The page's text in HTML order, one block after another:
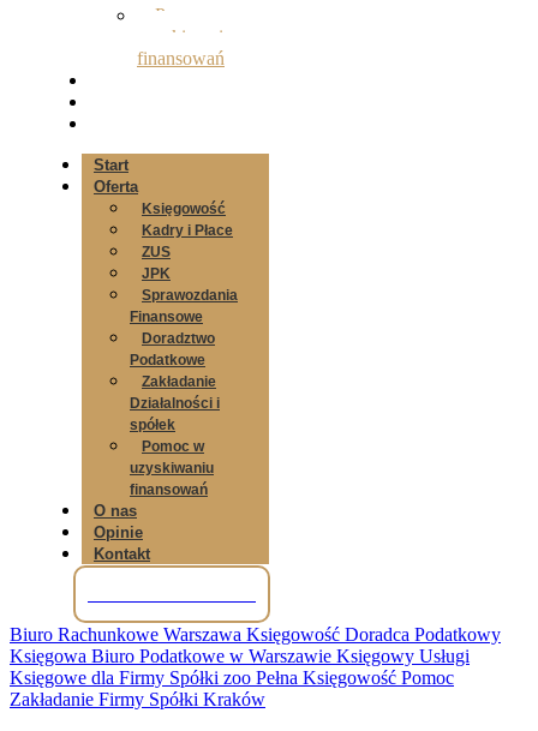
Pomoc w
uzyskiwaniu
finansowań
Start
Oferta
Księgowość
Kadry i Płace
ZUS
JPK
Sprawozdania
Finansowe
Doradztwo
Podatkowe
Zakładanie
Działalności i
spółek
Pomoc w
uzyskiwaniu
finansowań
O nas
Opinie
Kontakt
Biuro Rachunkowe Warszawa Księgowość Doradca Podatkowy
Księgowa Biuro Podatkowe w Warszawie Księgowy Usługi
Księgowe dla Firmy Spółki zoo Pełna Księgowość Pomoc
Zakładanie Firmy Spółki Kraków